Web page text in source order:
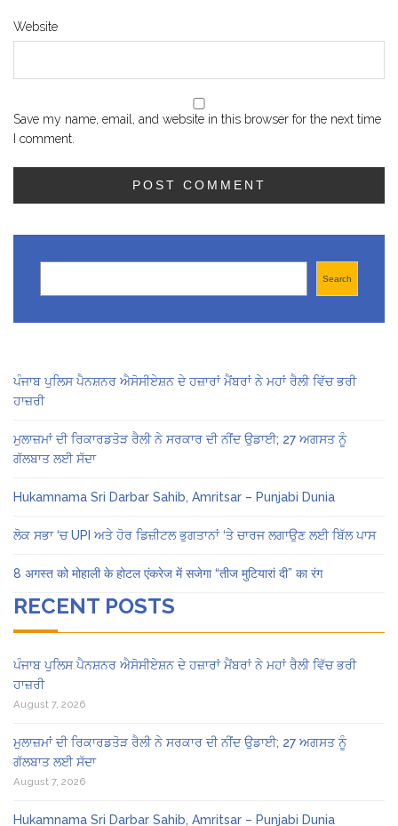
Website
Save my name, email, and website in this browser for the next time
I comment.
Search
ਪੰਜਾਬ ਪੁਲਿਸ ਪੈਨਸ਼ਨਰ ਐਸੋਸੀਏਸ਼ਨ ਦੇ ਹਜ਼ਾਰਾਂ ਮੈਂਬਰਾਂ ਨੇ ਮਹਾਂ ਰੈਲੀ ਵਿੱਚ ਭਰੀ
ਹਾਜ਼ਰੀ
ਮੁਲਾਜ਼ਮਾਂ ਦੀ ਰਿਕਾਰਡਤੋੜ ਰੈਲੀ ਨੇ ਸਰਕਾਰ ਦੀ ਨੀਂਦ ਉਡਾਈ; 27 ਅਗਸਤ ਨੂੰ
ਗੱਲਬਾਤ ਲਈ ਸੱਦਾ
Hukamnama Sri Darbar Sahib, Amritsar – Punjabi Dunia
ਲੋਕ ਸਭਾ ‘ਚ UPI ਅਤੇ ਹੋਰ ਡਿਜ਼ੀਟਲ ਭੁਗਤਾਨਾਂ ‘ਤੇ ਚਾਰਜ ਲਗਾਉਣ ਲਈ ਬਿੱਲ ਪਾਸ
8 अगस्त को मोहाली के होटल एंकरेज में सजेगा “तीज मुटियारां दी” का रंग
RECENT POSTS
ਪੰਜਾਬ ਪੁਲਿਸ ਪੈਨਸ਼ਨਰ ਐਸੋਸੀਏਸ਼ਨ ਦੇ ਹਜ਼ਾਰਾਂ ਮੈਂਬਰਾਂ ਨੇ ਮਹਾਂ ਰੈਲੀ ਵਿੱਚ ਭਰੀ
ਹਾਜ਼ਰੀ
August 7, 2026
ਮੁਲਾਜ਼ਮਾਂ ਦੀ ਰਿਕਾਰਡਤੋੜ ਰੈਲੀ ਨੇ ਸਰਕਾਰ ਦੀ ਨੀਂਦ ਉਡਾਈ; 27 ਅਗਸਤ ਨੂੰ
ਗੱਲਬਾਤ ਲਈ ਸੱਦਾ
August 7, 2026
Hukamnama Sri Darbar Sahib, Amritsar – Punjabi Dunia